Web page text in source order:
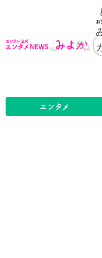
エンタメ